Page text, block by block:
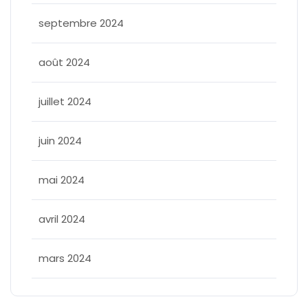
septembre 2024
août 2024
juillet 2024
juin 2024
mai 2024
avril 2024
mars 2024